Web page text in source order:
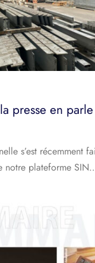
presse en
s’est récemment
notre plateforme